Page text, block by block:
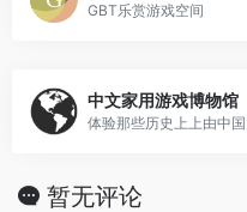
GBT乐赏游戏空间
中文家用游戏博物馆
暂无评论